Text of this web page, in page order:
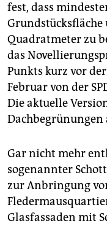
fest, dass
Grundstücksfläche
Quadratmeter zu
das
Punkts kurz vor
Februar von der
Die aktuelle
Dachbegrünungen
Gar nicht mehr
sogenannter
zur Anbringung
Glasfassaden mit